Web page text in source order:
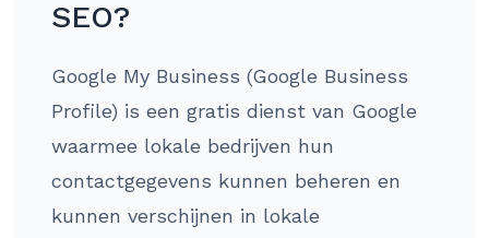
SEO?
Google My Business (Google Business
Profile) is een gratis dienst van Google
waarmee lokale bedrijven hun
contactgegevens kunnen beheren en
kunnen verschijnen in lokale